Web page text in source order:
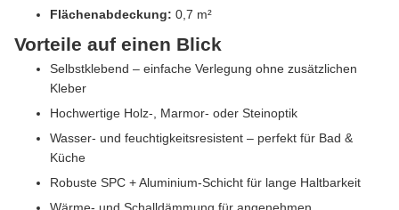
Flächenabdeckung: 0,7 m²
Vorteile auf einen Blick
Selbstklebend – einfache Verlegung ohne zusätzlichen
Kleber
Hochwertige Holz-, Marmor- oder Steinoptik
Wasser- und feuchtigkeitsresistent – perfekt für Bad &
Küche
Robuste SPC + Aluminium-Schicht für lange Haltbarkeit